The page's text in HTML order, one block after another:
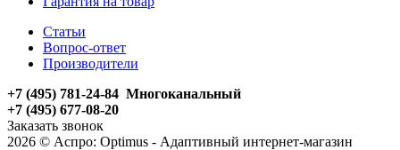
Статьи
Вопрос-ответ
Производители
+7 (495) 781-24-84 Многоканальный
+7 (495) 677-08-20
Заказать звонок
2026 © Аспро: Optimus - Адаптивный интернет-магазин